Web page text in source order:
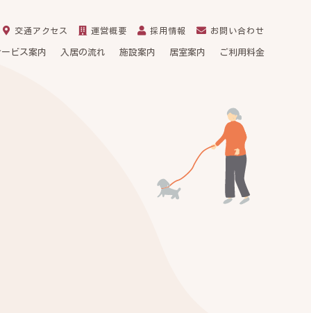
交通アクセス 運営概要 採用情報 お問い合わせ
ビス案内 入居の流れ 施設案内 居室案内 ご利用料金